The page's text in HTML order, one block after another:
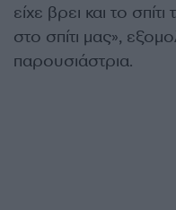
είχε βρει και το
στο σπίτι μας»,
παρουσιάστρια.